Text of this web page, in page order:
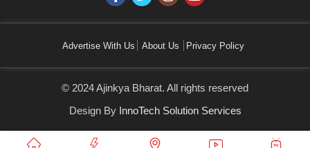
Advertise With Us About Us Privacy Policy
© 2024 Ajinkya Bharat. All rights reserved
Design By InnoTech Solution Services